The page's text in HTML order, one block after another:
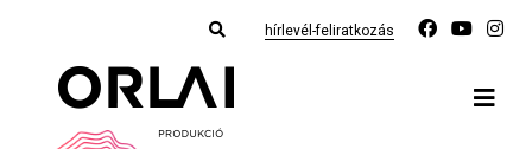
hírlevél-feliratkozás